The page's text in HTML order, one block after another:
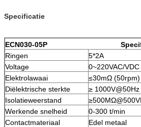
Specificatie
ECN030-05P
Ringen
5*2A
Voltage
0~220VAC/VDC
Elektrolawaai
≤30mΩ (50rpm)
Diëlektrische sterkte
≥ 1000V@50Hz
Isolatieweerstand
Werkende snelheid
0-300 t/min
Contactmateriaal
Edel metaal